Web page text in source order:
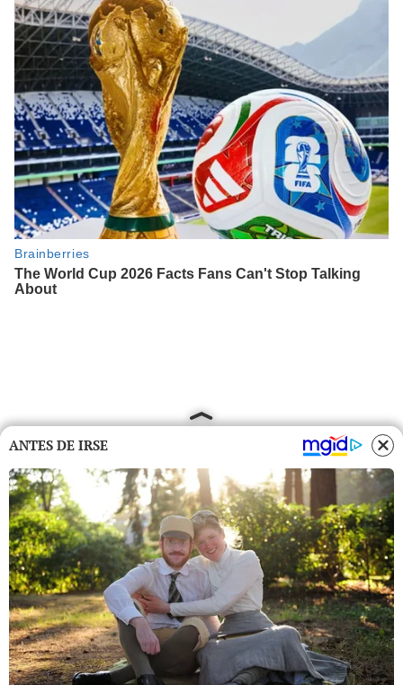
ANTES DE IRSE